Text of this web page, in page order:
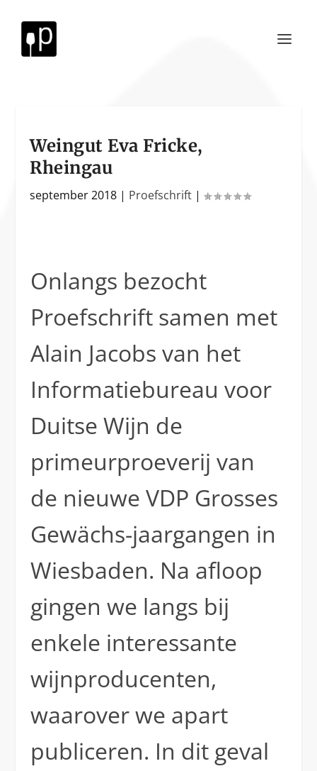
Weingut Eva Fricke,
Rheingau
september 2018 | Proefschrift |
Onlangs bezocht
Proefschrift samen met
Alain Jacobs van het
Informatiebureau voor
Duitse Wijn de
primeurproeverij van
de nieuwe VDP Grosses
Gewächs-jaargangen in
Wiesbaden. Na afloop
gingen we langs bij
enkele interessante
wijnproducenten,
waarover we apart
publiceren. In dit geval